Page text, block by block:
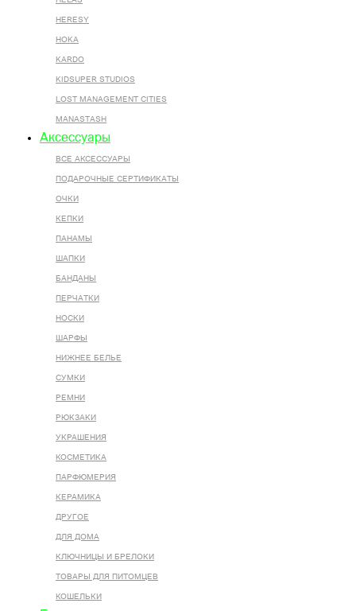
HERESY
HOKA
KARDO
KIDSUPER STUDIOS
LOST MANAGEMENT CITIES
MANASTASH
Аксессуары
ВСЕ AКСЕССУАРЫ
ПОДАРОЧНЫЕ СЕРТИФИКАТЫ
ОЧКИ
КЕПКИ
ПАНАМЫ
ШАПКИ
БАНДАНЫ
ПЕРЧАТКИ
НОСКИ
ШАРФЫ
НИЖНЕЕ БЕЛЬЕ
СУМКИ
РЕМНИ
РЮКЗАКИ
УКРАШЕНИЯ
КОСМЕТИКА
ПАРФЮМЕРИЯ
КЕРАМИКА
ДРУГОЕ
ДЛЯ ДОМА
КЛЮЧНИЦЫ И БРЕЛОКИ
ТОВАРЫ ДЛЯ ПИТОМЦЕВ
КОШЕЛЬКИ